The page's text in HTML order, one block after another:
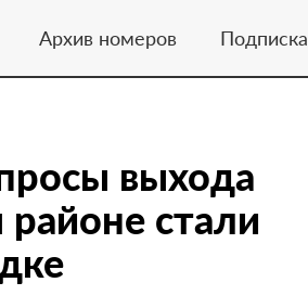
Архив номеров Подписка
выхода
стали